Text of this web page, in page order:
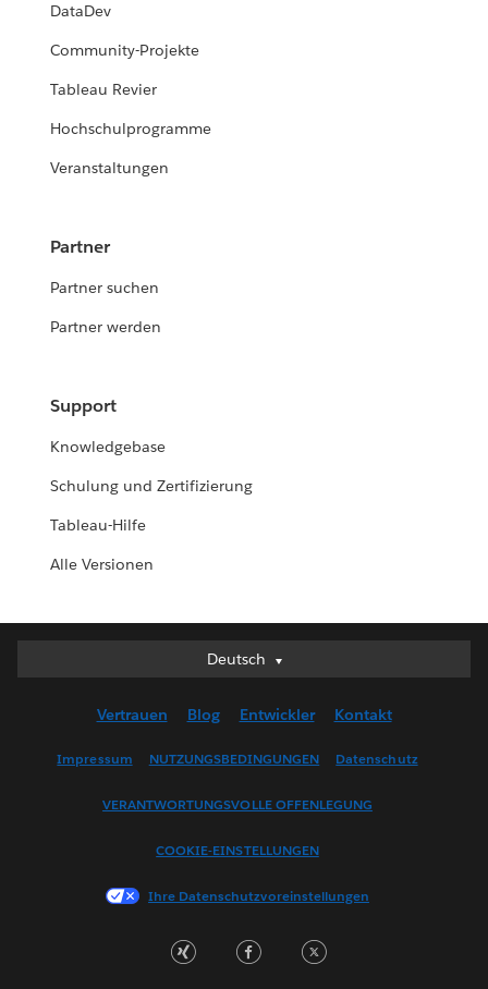
DataDev
Community-Projekte
Tableau Revier
Hochschulprogramme
Veranstaltungen
Partner
Partner suchen
Partner werden
Support
Knowledgebase
Schulung und Zertifizierung
Tableau-Hilfe
Alle Versionen
Deutsch
Deutsch
English (US)
Français (France)
한국어
Português
Vertrauen Blog Entwickler Kontakt
Impressum NUTZUNGSBEDINGUNGEN Datenschutz
VERANTWORTUNGSVOLLE OFFENLEGUNG
COOKIE-EINSTELLUNGEN
Ihre Datenschutzvoreinstellungen